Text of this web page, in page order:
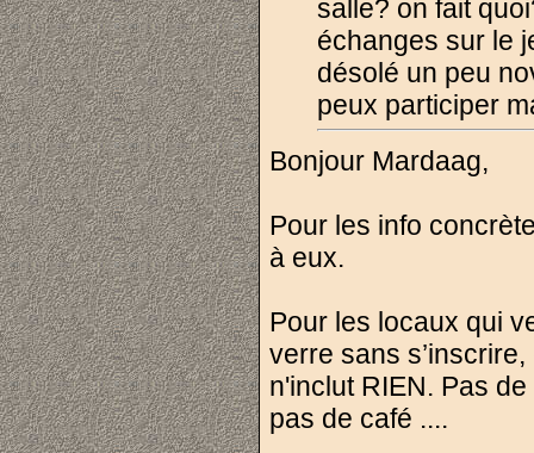
salle? on fait
échanges sur le
désolé un peu
peux participer
Bonjour Mardaag,
Pour les info
à eux.
Pour les locaux qui
verre sans
n'inclut RIEN. Pas
pas de café ....